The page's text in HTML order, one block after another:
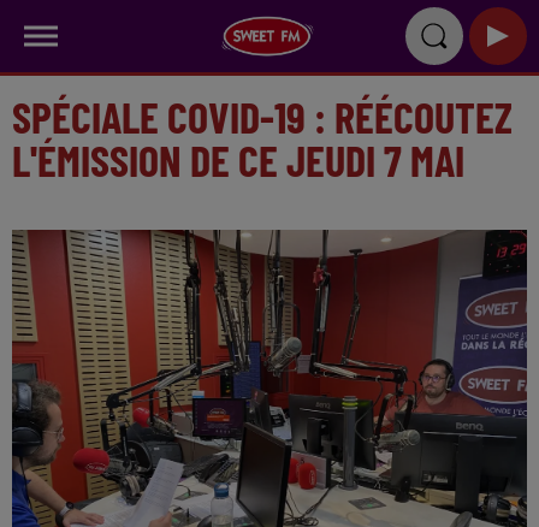
SPÉCIALE COVID-19 : RÉÉCOUTEZ
L'ÉMISSION DE CE JEUDI 7 MAI